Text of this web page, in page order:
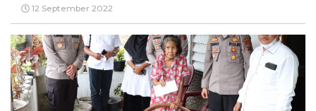
12 September 2022